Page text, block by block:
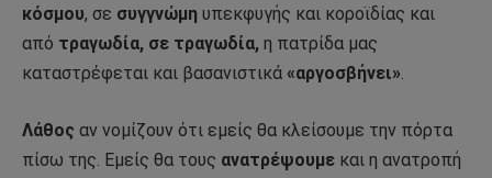
κόσμου, σε συγγνώμη υπεκφυγής και κοροϊδίας και
από τραγωδία, σε τραγωδία, η πατρίδα μας
καταστρέφεται και βασανιστικά «αργοσβήνει».
Λάθος αν νομίζουν ότι εμείς θα κλείσουμε την πόρτα
πίσω της. Εμείς θα τους ανατρέψουμε και η ανατροπή